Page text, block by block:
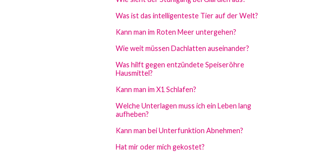
Was ist das intelligenteste Tier auf der Welt?
Kann man im Roten Meer untergehen?
Wie weit müssen Dachlatten auseinander?
Was hilft gegen entzündete Speiseröhre
Hausmittel?
Kann man im X1 Schlafen?
Welche Unterlagen muss ich ein Leben lang
aufheben?
Kann man bei Unterfunktion Abnehmen?
Hat mir oder mich gekostet?